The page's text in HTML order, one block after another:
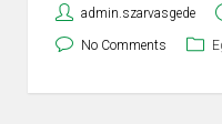
admin.szarvasgede
No Comments